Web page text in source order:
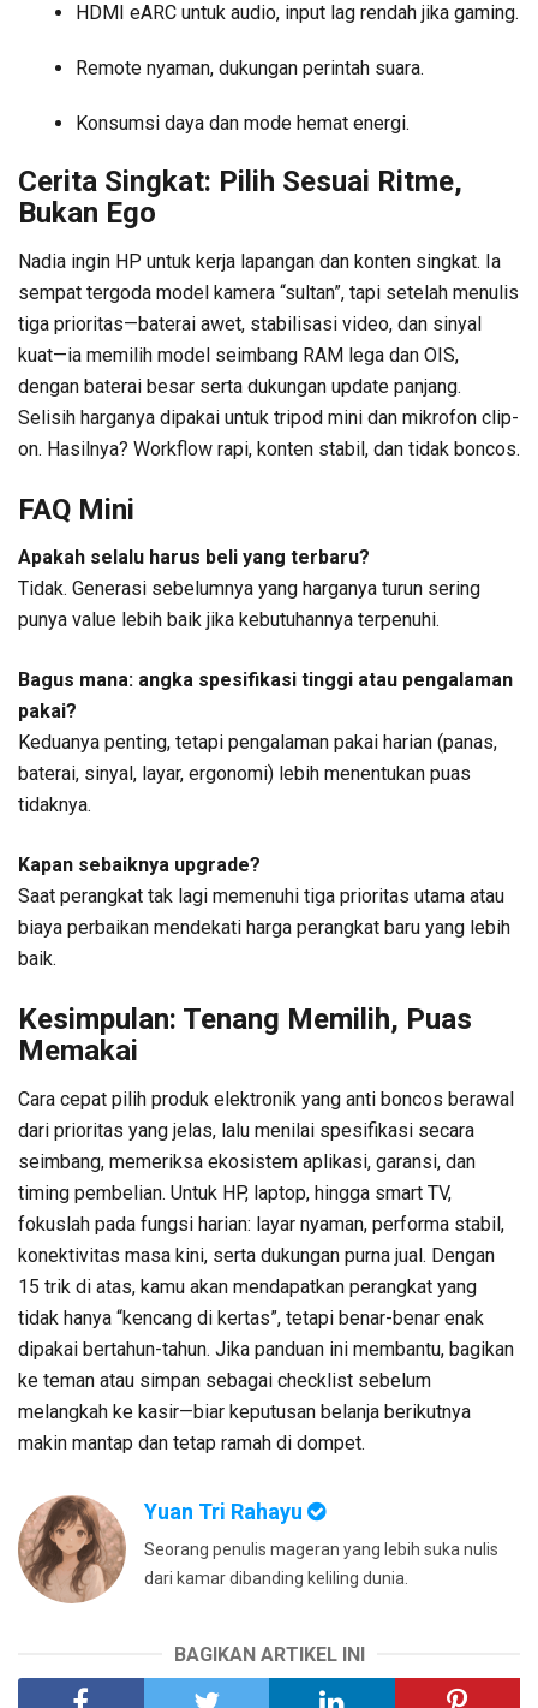
HDMI eARC untuk audio, input lag rendah jika gaming.
Remote nyaman, dukungan perintah suara.
Konsumsi daya dan mode hemat energi.
Cerita Singkat: Pilih Sesuai Ritme,
Bukan Ego
Nadia ingin HP untuk kerja lapangan dan konten singkat. Ia
sempat tergoda model kamera “sultan”, tapi setelah menulis
tiga prioritas—baterai awet, stabilisasi video, dan sinyal
kuat—ia memilih model seimbang RAM lega dan OIS,
dengan baterai besar serta dukungan update panjang.
Selisih harganya dipakai untuk tripod mini dan mikrofon clip-
on. Hasilnya? Workflow rapi, konten stabil, dan tidak boncos.
FAQ Mini
Apakah selalu harus beli yang terbaru?
Tidak. Generasi sebelumnya yang harganya turun sering
punya value lebih baik jika kebutuhannya terpenuhi.
Bagus mana: angka spesifikasi tinggi atau pengalaman
pakai?
Keduanya penting, tetapi pengalaman pakai harian (panas,
baterai, sinyal, layar, ergonomi) lebih menentukan puas
tidaknya.
Kapan sebaiknya upgrade?
Saat perangkat tak lagi memenuhi tiga prioritas utama atau
biaya perbaikan mendekati harga perangkat baru yang lebih
baik.
Kesimpulan: Tenang Memilih, Puas
Memakai
Cara cepat pilih produk elektronik yang anti boncos berawal
dari prioritas yang jelas, lalu menilai spesifikasi secara
seimbang, memeriksa ekosistem aplikasi, garansi, dan
timing pembelian. Untuk HP, laptop, hingga smart TV,
fokuslah pada fungsi harian: layar nyaman, performa stabil,
konektivitas masa kini, serta dukungan purna jual. Dengan
15 trik di atas, kamu akan mendapatkan perangkat yang
tidak hanya “kencang di kertas”, tetapi benar-benar enak
dipakai bertahun-tahun. Jika panduan ini membantu, bagikan
ke teman atau simpan sebagai checklist sebelum
melangkah ke kasir—biar keputusan belanja berikutnya
makin mantap dan tetap ramah di dompet.
Yuan Tri Rahayu
Seorang penulis mageran yang lebih suka nulis
dari kamar dibanding keliling dunia.
BAGIKAN ARTIKEL INI